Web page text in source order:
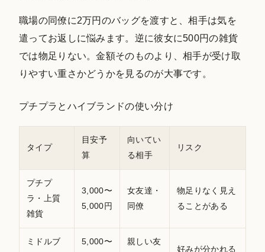
職場の同僚に2万円のバッグを渡すと、相手は気を
遣ってお返しに悩みます。逆に彼女に500円の雑貨
では物足りない。金額そのものより、相手が受け取
りやすい重さかどうかを見るのが大事です。
プチプラとハイブランドの使い分け
タイプ
目安予
算
向いてい
る相手
リスク
プチプ
ラ・上質
雑貨
3,000〜
5,000円
女友達・
同僚
物足りなく見え
ることがある
ミドルブ 5,000〜
親しい友
好みが分かれる